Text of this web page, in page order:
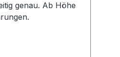
genau. Ab Höhe